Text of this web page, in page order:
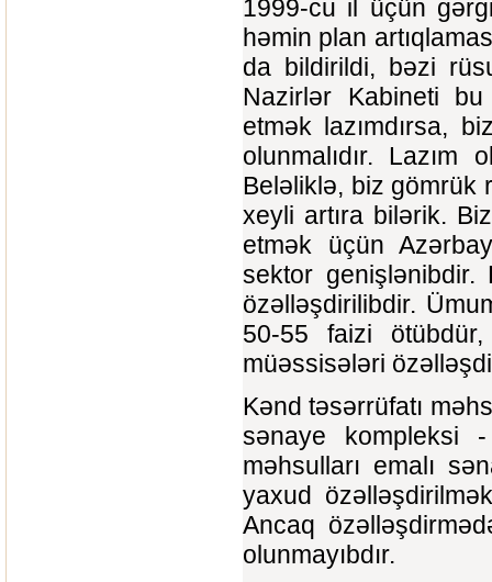
1999-cu il üçün
həmin plan
da bildirildi, bəzi
Nazirlər Kabineti bu
etmək lazımdırsa,
olunmalıdır. Lazım
Beləliklə, biz gömrük
xeyli artıra bilərik.
etmək üçün
sektor genişlənibdir.
özəlləşdirilibdir.
50-55 faizi
müəssisələri
Kənd təsərrüfatı
sənaye kompleksi -
məhsulları emalı
yaxud
Ancaq
olunmayıbdır.